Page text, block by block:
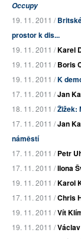
Occupy
19. 11. 2011 /
prostor k dis...
19. 11. 2011 /Karel
19. 11. 2011 /Boris
19. 11. 2011 /K
17. 11. 2011 /Jan
18. 11. 2011 /Žižek:
17. 11. 2011 /Jan
náměstí
17. 11. 2011 /Petr
17. 11. 2011 /Ilona
19. 11. 2011 /Karol
17. 11. 2011 /Chris
19. 11. 2011 /Vít
19. 11. 2011 /